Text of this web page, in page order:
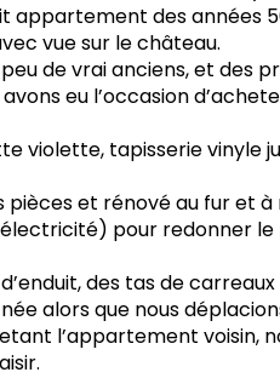
appartement des années
vue sur le château.
de vrai anciens, et des
eu l’occasion
violette, tapisserie vinyle
et rénové au fur et
pour redonner
des tas de
alors que nous
l’appartement voisin,